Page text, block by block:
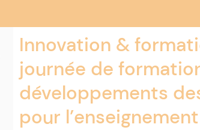
Innovation &
journée de
développements
pour